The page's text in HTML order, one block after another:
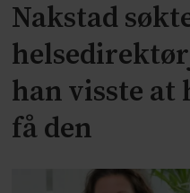
Nakstad
han visste at
få den